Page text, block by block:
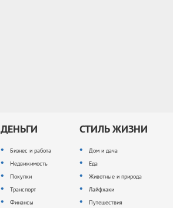
ДЕНЬГИ
Бизнес и работа
Недвижимость
Покупки
Транспорт
Финансы
СТИЛЬ ЖИЗНИ
Дом и дача
Еда
Животные и природа
Лайфхаки
Путешествия